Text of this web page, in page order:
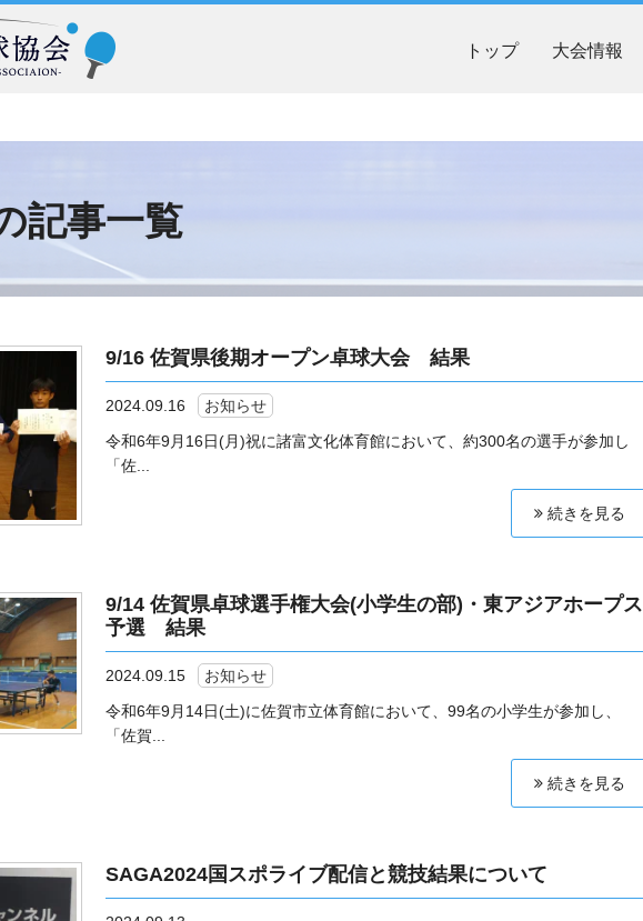
トップ 大会情報
記事一覧
9/16 佐賀県後期オープン卓球大会 結果
2024.09.16
お知らせ
令和6年9月16日(月)祝に諸富文化体育館において、約300名の選手が参加し
「佐...
続きを見る
9/14 佐賀県卓球選手権大会(小学生の部)・東アジアホープス
予選 結果
2024.09.15
お知らせ
令和6年9月14日(土)に佐賀市立体育館において、99名の小学生が参加し、
「佐賀...
続きを見る
SAGA2024国スポライブ配信と競技結果について